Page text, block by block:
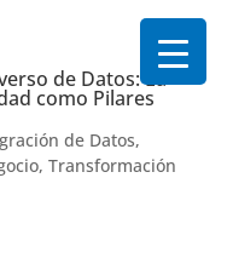
de Datos: La
como Pilares
de Datos,
, Transformación